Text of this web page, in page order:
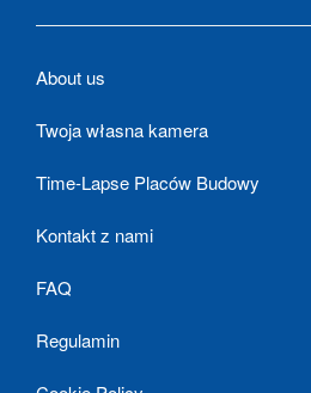
About us
Twoja własna kamera
Time-Lapse Placów Budowy
Kontakt z nami
FAQ
Regulamin